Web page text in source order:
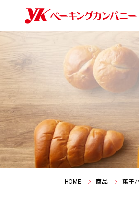
HOME 商品 菓子